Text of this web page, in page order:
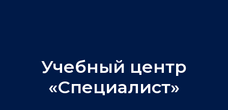
Учебный центр
«Специалист»